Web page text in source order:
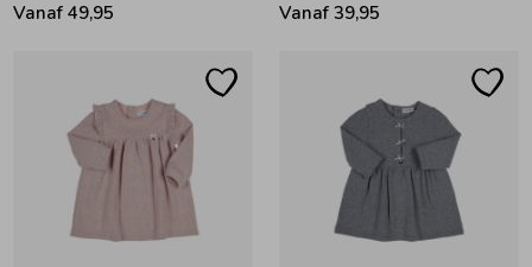
Vanaf 49,95 Vanaf 39,95